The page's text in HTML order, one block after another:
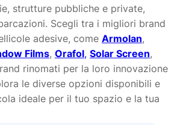
con noi
strutture pubbliche e private,
Scegli tra i migliori brand
adesive, come Armolan,
Films, Orafol, Solar Screen,
rinomati per la loro innovazione
le diverse opzioni disponibili e
ideale per il tuo spazio e la tua